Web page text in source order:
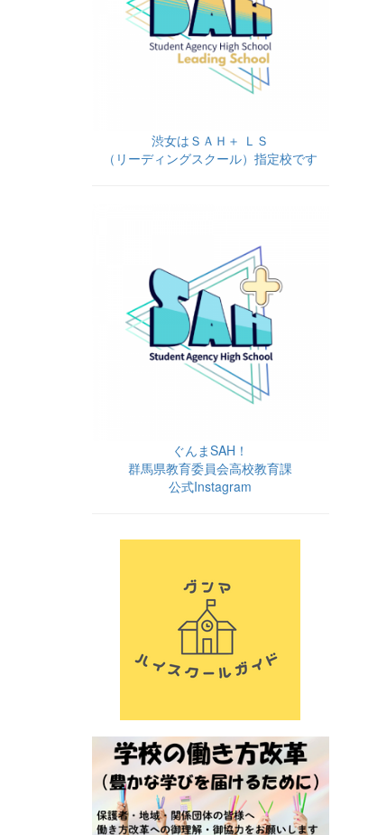
渋女はＳＡＨ＋ ＬＳ
（リーディングスクール）指定校です
ぐんまSAH！
群馬県教育委員会高校教育課
公式Instagram